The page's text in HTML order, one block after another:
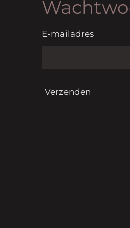
E-mailadres
Verzenden